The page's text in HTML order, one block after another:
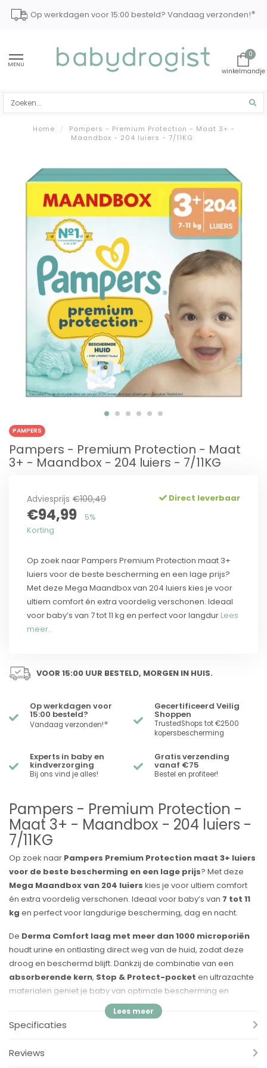
Op werkdagen voor 15:00 besteld? Vandaag verzonden!*
MENU
0
Home /
Pampers - Premium Protection - Maat 3+ -
Maandbox - 204 luiers - 7/11KG
PAMPERS
Pampers - Premium Protection - Maat
3+ - Maandbox - 204 luiers - 7/11KG
Adviesprijs €100,49
€94,99
5%
Korting
Direct leverbaar
Op zoek naar Pampers Premium Protection maat 3+
luiers voor de beste bescherming en een lage prijs?
Met deze Mega Maandbox van 204 luiers kies je voor
ultiem comfort én extra voordelig verschonen. Ideaal
voor baby’s van 7 tot 11 kg en perfect voor langdur Lees
meer..
VOOR 15:00 UUR BESTELD, MORGEN IN HUIS.
Op werkdagen voor
15:00 besteld?
Vandaag verzonden!*
Gecertificeerd Veilig
Shoppen
TrustedShops tot €2500
kopersbescherming
Experts in baby en
kindverzorging
Bij ons vind je alles!
Gratis verzending
vanaf €75
Bestel en profiteer!
Pampers - Premium Protection -
Maat 3+ - Maandbox - 204 luiers -
7/11KG
Op zoek naar Pampers Premium Protection maat 3+ luiers
voor de beste bescherming en een lage prijs? Met deze
Mega Maandbox van 204 luiers kies je voor ultiem comfort
én extra voordelig verschonen. Ideaal voor baby’s van 7 tot 11
kg en perfect voor langdurige bescherming, dag en nacht.
De Derma Comfort laag met meer dan 1000 microporiën
houdt urine en ontlasting direct weg van de huid, zodat deze
droog en beschermd blijft. Dankzij de combinatie van een
absorberende kern, Stop & Protect-pocket en ultrazachte
materialen geniet je baby van optimale bescherming en
Wat is het verschil tussen maat 3 en maat 3+?
absorptie nodig hebben dan maat 3.
Specificaties
Reviews